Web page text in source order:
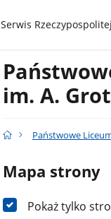
gov.pl
Serwis
im. A.
Państwowe
Mapa strony
Pokaż tylko